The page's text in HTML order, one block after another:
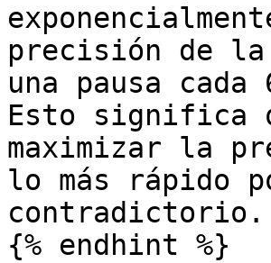
precisión de la
una pausa
Esto significa
maximizar la
lo más rápido
contradictorio.
{% endhint %}